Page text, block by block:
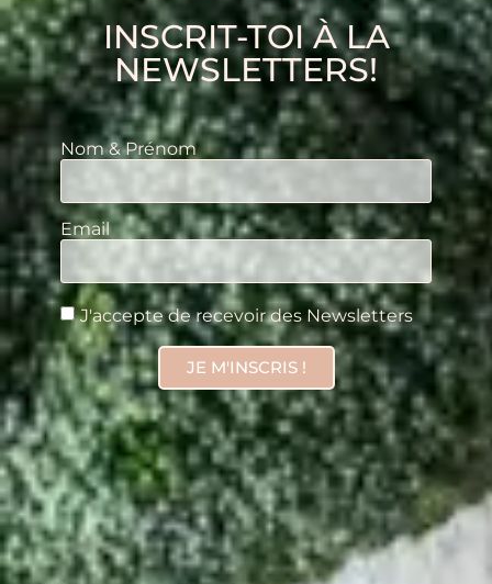
INSCRIT-TOI À LA
NEWSLETTERS!
Nom & Prénom
Email
J'accepte de recevoir des Newsletters
JE M'INSCRIS !